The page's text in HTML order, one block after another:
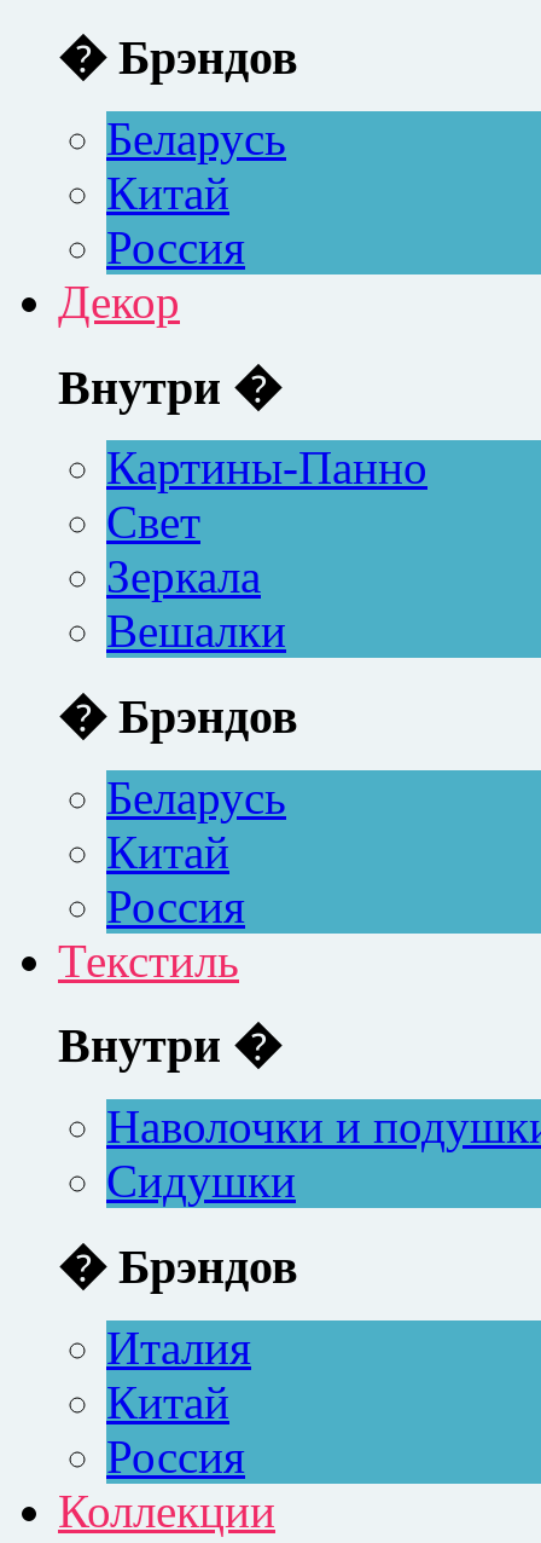
� Брэндов
Беларусь
Китай
Россия
Декор
Внутри �
Картины-Панно
Свет
Зеркала
Вешалки
� Брэндов
Беларусь
Китай
Россия
Текстиль
Внутри �
Наволочки и
Сидушки
� Брэндов
Италия
Китай
Россия
Коллекции